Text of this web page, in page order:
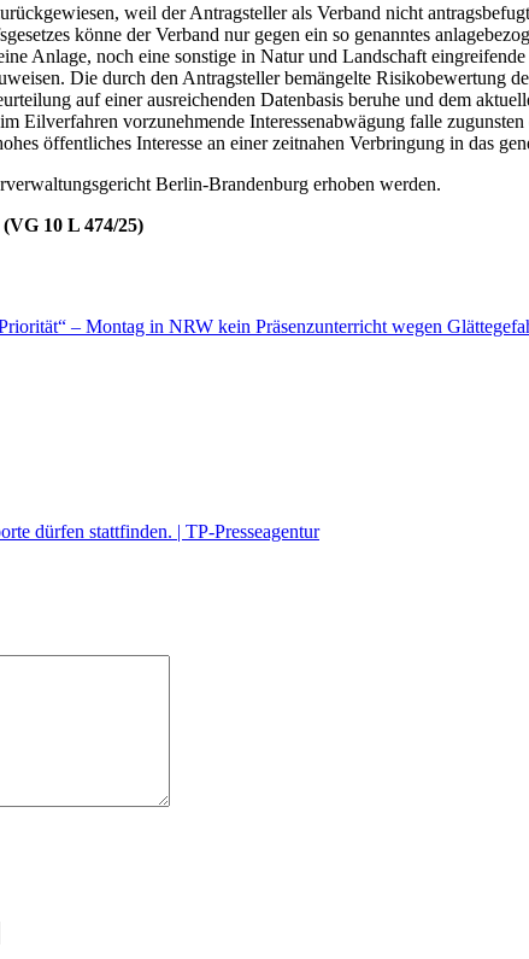
weil der Antragsteller als Verband nicht
könne der Verband nur gegen ein so genanntes
Anlage, noch eine sonstige in Natur und Landschaft
Die durch den Antragsteller bemängelte Risikobewertung
auf einer ausreichenden Datenbasis beruhe und dem
Eilverfahren vorzunehmende Interessenabwägung falle
öffentliches Interesse an einer zeitnahen Verbringung in das
Berlin-Brandenburg erhoben werden.
10 L 474/25)
– Montag in NRW kein Präsenzunterricht wegen
dürfen stattfinden. | TP-Presseagentur